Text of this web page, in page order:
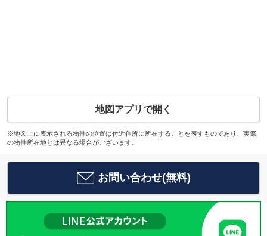
地図アプリで開く
※地図上に表示される物件の位置は付近住所に所在することを表すものであり、実際
の物件所在地とは異なる場合がございます。
お問い合わせ(無料)